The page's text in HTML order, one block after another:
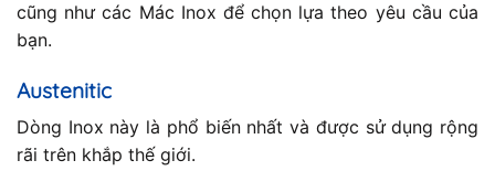
cũng như các Mác Inox để chọn lựa theo yêu cầu của
bạn.
Austenitic
Dòng Inox này là phổ biến nhất và được sử dụng rộng
rãi trên khắp thế giới.